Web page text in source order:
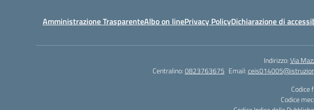
Amministrazione TrasparenteAlbo on linePrivacy PolicyDichiarazione di
Indirizzo:Via
Centralino:0823763675 Email:
Codice